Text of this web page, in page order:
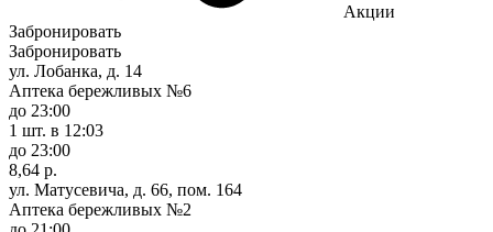
Акции
Забронировать
Забронировать
ул. Лобанка, д. 14
Аптека бережливых №6
до 23:00
1 шт. в 12:03
до 23:00
8,64 р.
ул. Матусевича, д. 66, пом. 164
Аптека бережливых №2